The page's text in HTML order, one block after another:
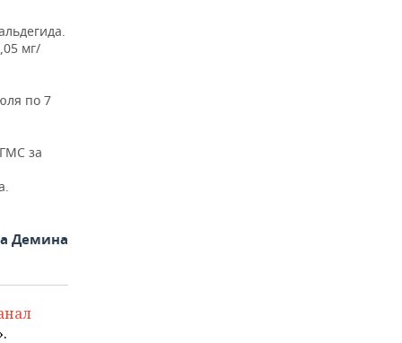
мг/
по 7
за
Демина